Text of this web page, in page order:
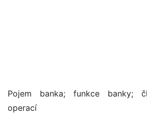
Pojem banka; funkce banky;
operací